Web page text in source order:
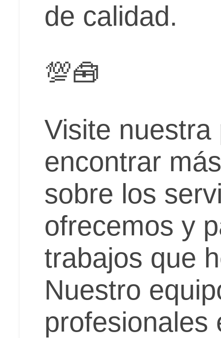
de calidad.
💯🧰
Visite
encontrar
sobre los
ofrecemos y
trabajos que
Nuestro
profesionales